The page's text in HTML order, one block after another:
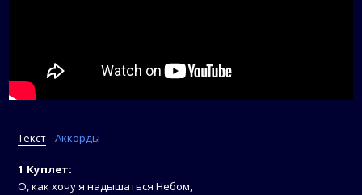
Текст Аккорды
1 Куплет:
О, как хочу я надышаться Небом,